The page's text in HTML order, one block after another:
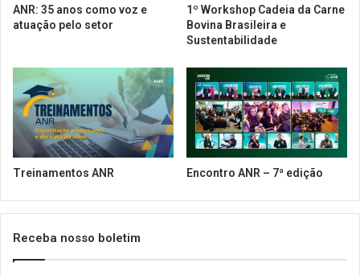
e
r
i
ç
o
d
C
o
s
u
l
i
o
c
a
p
a
i
d
d
c
ANR: 35 anos como voz e
atuação pelo setor
1º Workshop Cadeia da Carne
Bovina Brasileira e
Sustentabilidade
Treinamentos ANR Encontro ANR – 7ª edição
Receba nosso boletim